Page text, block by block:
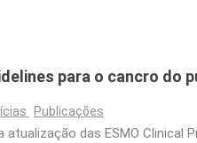
para o cancro do
Publicações
das ESMO